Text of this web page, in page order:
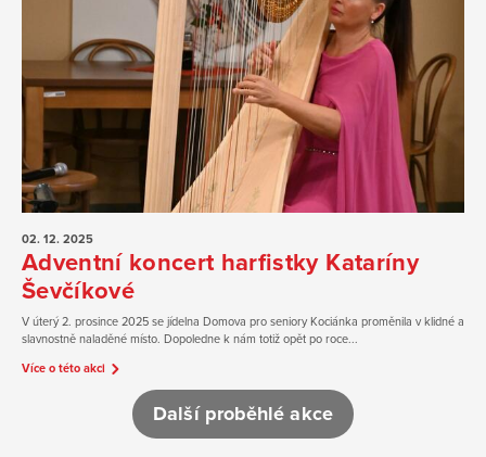
02. 12. 2025
Adventní koncert harfistky Kataríny
Ševčíkové
V úterý 2. prosince 2025 se jídelna Domova pro seniory Kociánka proměnila v klidné a
slavnostně naladěné místo. Dopoledne k nám totiž opět po roce...
Více o této akci
Další proběhlé akce